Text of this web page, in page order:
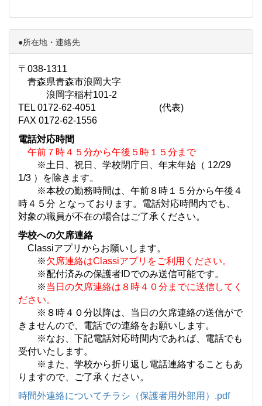
●所在地・連絡先
〒038-1311
青森県青森市浪岡大字
浪岡字稲村101-2
TEL 0172-62-4051 (代表)
FAX 0172-62-1556
電話対応時間
午前７時４５分から午後５時１５分まで
※土日、祝日、学校閉庁日、年末年始（ 12/29
1/3 ）を除きます。
※本校の勤務時間は、午前８時１５分から午後４
時４５分 となっております。電話対応時間内でも、
対象の職員が不在の場合はご了承ください。
学校への欠席連絡
Classiアプリからお願いします。
※欠席連絡はClassiアプリをご利用ください。
※配付済みの保護者IDでのみ送信可能です。
※当日の欠席連絡は８時４０分までに送信してく
ださい。
※８時４０分以降は、当日の欠席連絡の送信がで
きませんので、電話での連絡をお願いします。
※なお、下記電話対応時間内であれば、電話でも
受付いたします。
※また、学校から折り返し電話連絡することもあ
りますので、ご了承ください。
時間外連絡についてチラシ（保護者用外部用）.pdf